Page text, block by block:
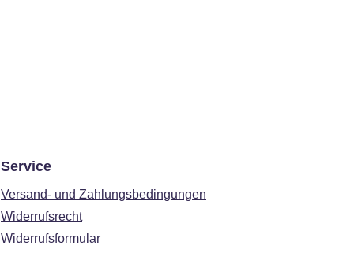
Service
Versand- und Zahlungsbedingungen
Widerrufsrecht
Widerrufsformular